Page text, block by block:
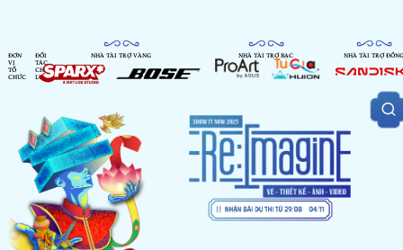
ĐƠN
VỊ
TỔ
CHỨC
ĐỐI
TÁC
CHIẾN
LƯỢC
NHÀ TÀI TRỢ VÀNG NHÀ TÀI TRỢ BẠC NHÀ TÀI TRỢ ĐỒNG